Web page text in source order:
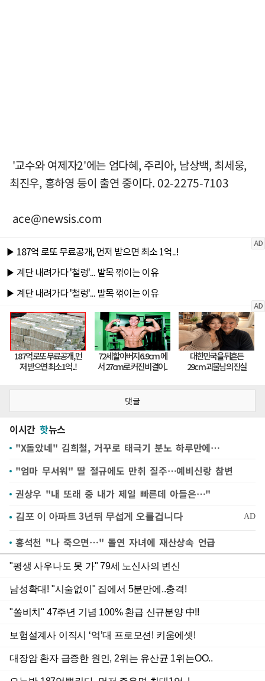
'교수와 여제자2'에는 엄다혜, 주리아, 남상백, 최세웅,
최진우, 홍하영 등이 출연 중이다. 02-2275-7103
ace@newsis.com
댓글
이시간 핫뉴스
"X돌았네" 김희철, 거꾸로 태극기 분노 하루만에…
"엄마 무서워" 딸 절규에도 만취 질주…예비신랑 참변
권상우 "내 또래 중 내가 제일 빠른데 아들은…"
홍석천 "나 죽으면…" 돌연 자녀에 재산상속 언급